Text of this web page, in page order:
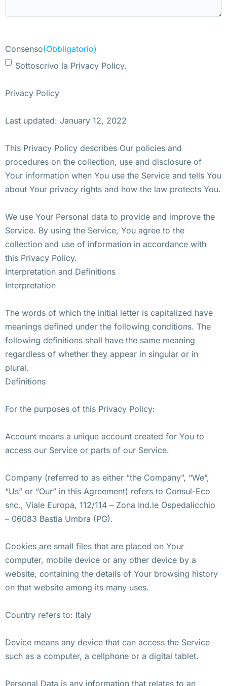
Consenso(Obbligatorio)
Sottoscrivo la Privacy Policy.
Privacy Policy
Last updated: January 12, 2022
This Privacy Policy describes Our policies and
procedures on the collection, use and disclosure of
Your information when You use the Service and tells You
about Your privacy rights and how the law protects You.
We use Your Personal data to provide and improve the
Service. By using the Service, You agree to the
collection and use of information in accordance with
this Privacy Policy.
Interpretation and Definitions
Interpretation
The words of which the initial letter is capitalized have
meanings defined under the following conditions. The
following definitions shall have the same meaning
regardless of whether they appear in singular or in
plural.
Definitions
For the purposes of this Privacy Policy:
Account means a unique account created for You to
access our Service or parts of our Service.
Company (referred to as either “the Company”, “We”,
“Us” or “Our” in this Agreement) refers to Consul-Eco
snc., Viale Europa, 112/114 – Zona Ind.le Ospedalicchio
– 06083 Bastia Umbra (PG).
Cookies are small files that are placed on Your
computer, mobile device or any other device by a
website, containing the details of Your browsing history
on that website among its many uses.
Country refers to: Italy
Device means any device that can access the Service
such as a computer, a cellphone or a digital tablet.
Personal Data is any information that relates to an